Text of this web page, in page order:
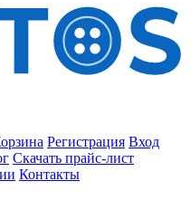
Регистрация Вход
Скачать прайс-лист
Контакты